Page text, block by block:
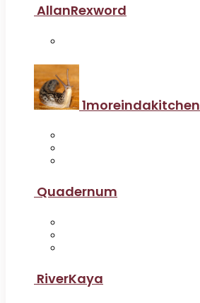
AllanRexword
1moreindakitchen
Quadernum
RiverKaya